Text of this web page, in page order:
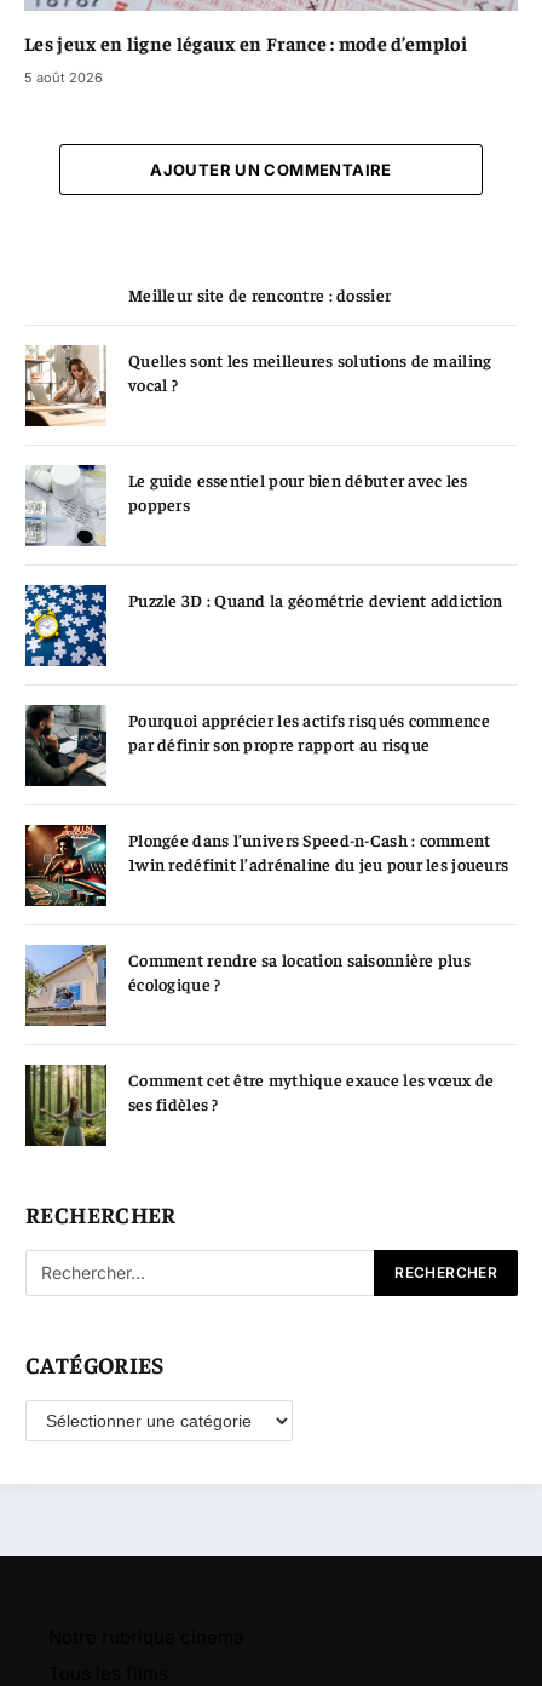
Les jeux en ligne légaux en France : mode d’emploi
5 août 2026
AJOUTER UN COMMENTAIRE
Meilleur site de rencontre : dossier
Quelles sont les meilleures solutions de mailing
vocal ?
Le guide essentiel pour bien débuter avec les
poppers
Puzzle 3D : Quand la géométrie devient addiction
Pourquoi apprécier les actifs risqués commence
par définir son propre rapport au risque
Plongée dans l’univers Speed-n-Cash : comment
1win redéfinit l’adrénaline du jeu pour les joueurs
Comment rendre sa location saisonnière plus
écologique ?
Comment cet être mythique exauce les vœux de
ses fidèles ?
RECHERCHER
CATÉGORIES
Catégories